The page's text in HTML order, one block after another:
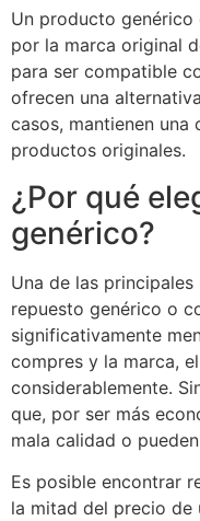
Un producto genérico
por la marca original
para ser compatible
ofrecen una
casos, mantienen
productos originales.
¿Por qué
genérico?
Una de las
repuesto genérico o
significativamente
compres y la marca,
considerablemente.
que, por ser más
mala calidad o
Es posible encontrar
la mitad del precio de